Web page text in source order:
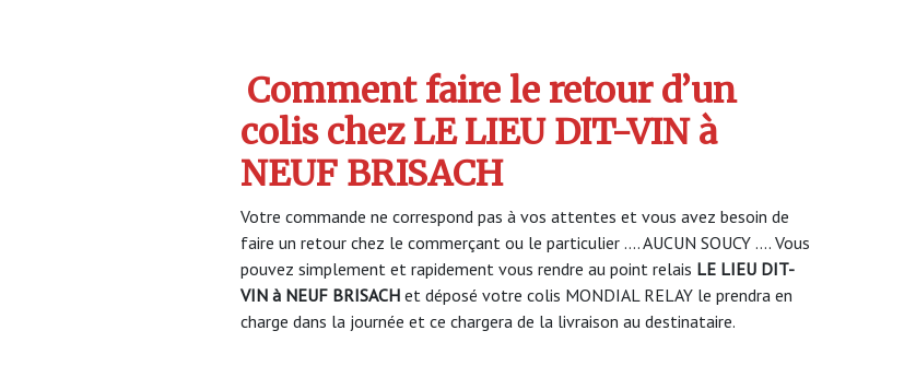
Comment faire le retour d’un
colis chez LE LIEU DIT-VIN à
NEUF BRISACH
Votre commande ne correspond pas à vos attentes et vous avez besoin de
faire un retour chez le commerçant ou le particulier …. AUCUN SOUCY …. Vous
pouvez simplement et rapidement vous rendre au point relais LE LIEU DIT-
VIN à NEUF BRISACH et déposé votre colis MONDIAL RELAY le prendra en
charge dans la journée et ce chargera de la livraison au destinataire.